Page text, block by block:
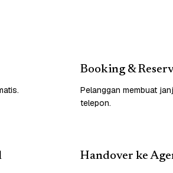
Booking &
Pelanggan membuat
telepon.
Handover ke